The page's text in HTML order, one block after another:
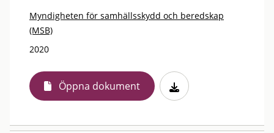
Myndigheten för samhällsskydd och beredskap
(MSB)
2020
Öppna dokument